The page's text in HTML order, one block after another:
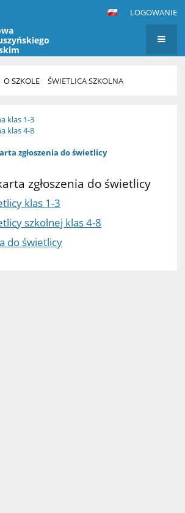
LOGOWANIE
O SZKOLE ŚWIETLICA SZKOLNA
klas 1-3
klas 4-8
zgłoszenia do świetlicy
zgłoszenia do świetlicy
klas 1-3
szkolnej klas 4-8
do świetlicy